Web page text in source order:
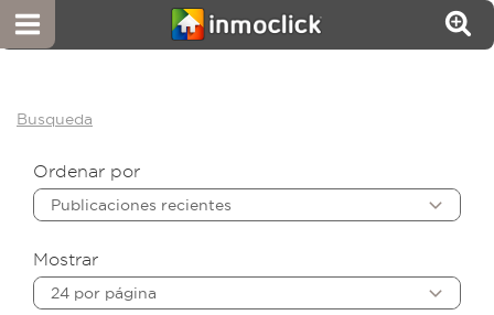
Busqueda
Ordenar por
Publicaciones recientes
Mostrar
24 por página